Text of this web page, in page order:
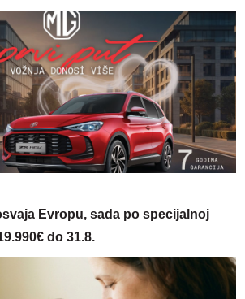
Evropu, sada po specijalnoj
do 31.8.